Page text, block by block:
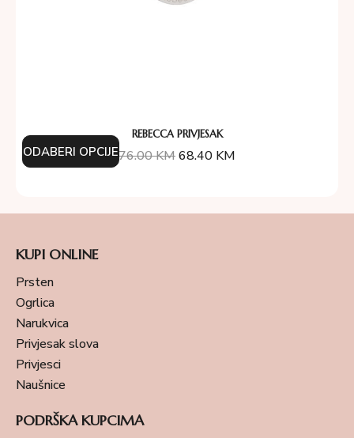
REBECCA PRIVJESAK
76.00KM68.40 KM
ODABERI OPCIJE
KUPI ONLINE
Prsten
Ogrlica
Narukvica
Privjesak slova
Privjesci
Naušnice
PODRŠKA KUPCIMA